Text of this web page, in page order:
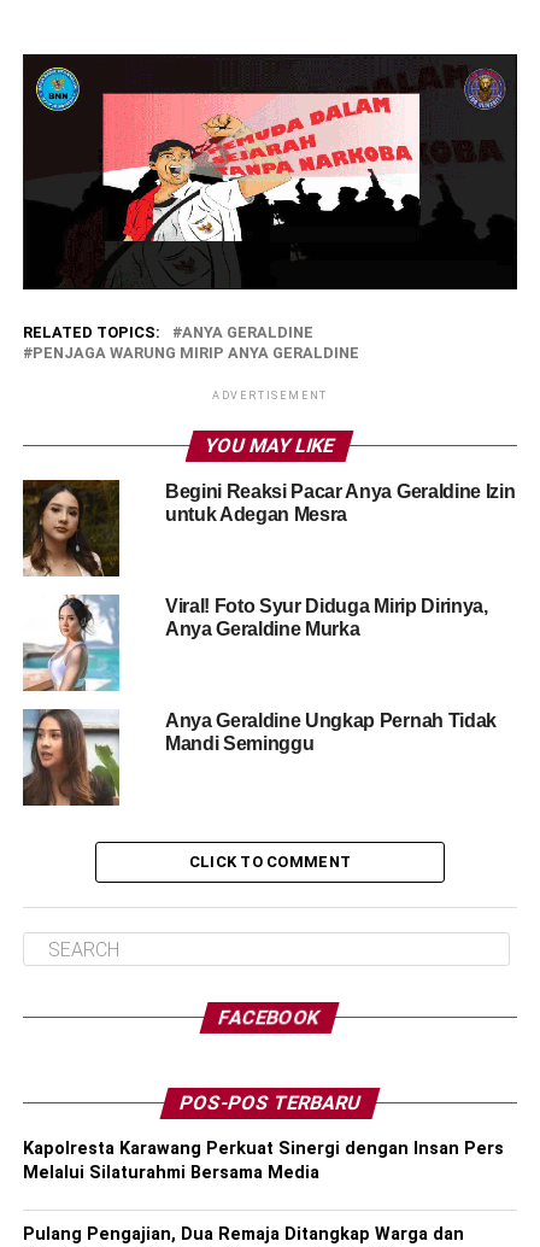
RELATED TOPICS:
ANYA GERALDINE
PENJAGA WARUNG MIRIP ANYA GERALDINE
ADVERTISEMENT
YOU MAY LIKE
Begini Reaksi Pacar Anya Geraldine Izin
untuk Adegan Mesra
Viral! Foto Syur Diduga Mirip Dirinya,
Anya Geraldine Murka
Anya Geraldine Ungkap Pernah Tidak
Mandi Seminggu
CLICK TO COMMENT
FACEBOOK
POS-POS TERBARU
Kapolresta Karawang Perkuat Sinergi dengan Insan Pers
Melalui Silaturahmi Bersama Media
Pulang Pengajian, Dua Remaja Ditangkap Warga dan